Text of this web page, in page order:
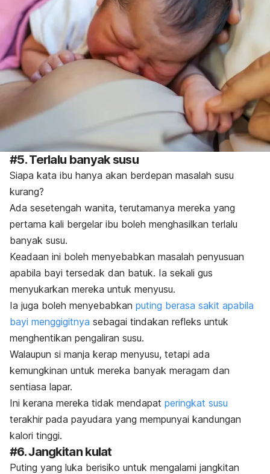
#5. Terlalu banyak susu
Siapa kata ibu hanya akan berdepan masalah susu
kurang?
Ada sesetengah wanita, terutamanya mereka yang
pertama kali bergelar ibu boleh menghasilkan terlalu
banyak susu.
Keadaan ini boleh menyebabkan masalah penyusuan
apabila bayi tersedak dan batuk. Ia sekali gus
menyukarkan mereka untuk menyusu.
Ia juga boleh menyebabkan puting berasa sakit apabila
bayi menggigitnya sebagai tindakan refleks untuk
menghentikan pengaliran susu.
Walaupun si manja kerap menyusu, tetapi ada
kemungkinan untuk mereka banyak meragam dan
sentiasa lapar.
Ini kerana mereka tidak mendapat peringkat susu
terakhir pada payudara yang mempunyai kandungan
kalori tinggi.
#6. Jangkitan kulat
Puting yang luka berisiko untuk mengalami jangkitan